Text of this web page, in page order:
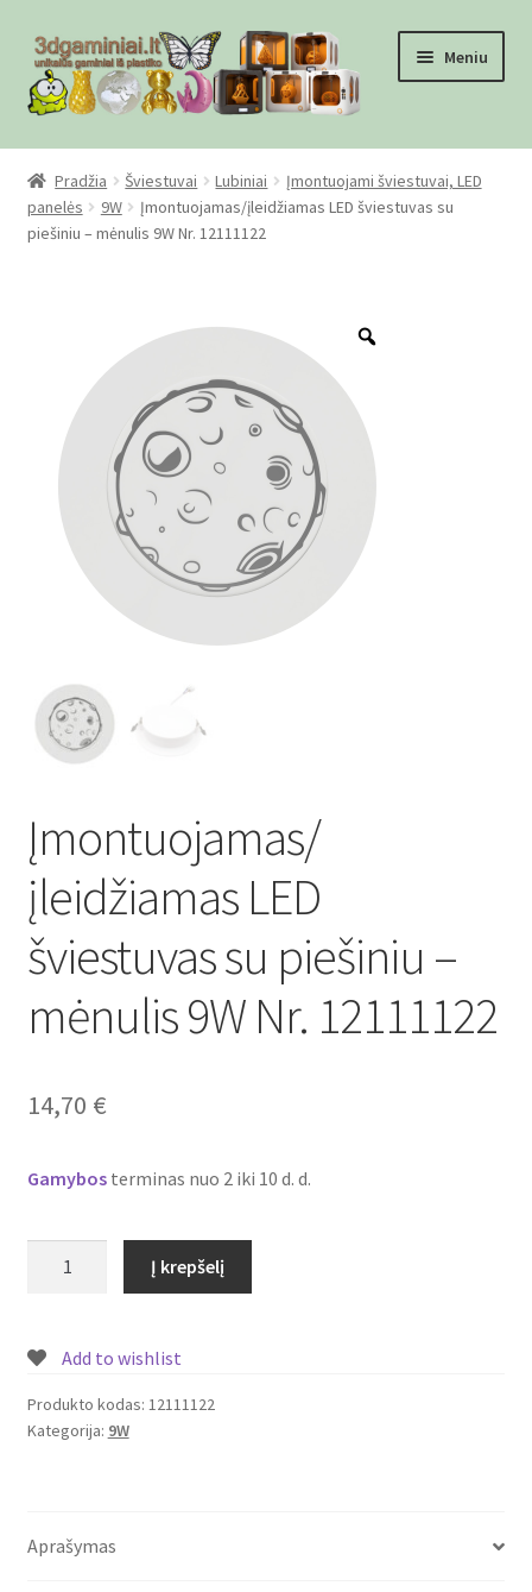
Pereiti
prie
meniu
Pereiti
prie
turinio
Meniu
Pradžia
Checkout
Mūsų partneriai
Pirkimo-pardavimo taisyklės
Privatumo politika
Atsiskaitymo informacija
Prekių pristatymo taisyklės
Gamybos terminai ir procesas
Kontaktai
Krepšelis
Parduotuvė
Paskyra
Plastikai
Pradžia Šviestuvai Lubiniai
Įmontuojami šviestuvai, LED
panelės
9W
Įmontuojamas/įleidžiamas LED šviestuvas su
piešiniu – mėnulis 9W Nr. 12111122
Įmontuojamas/
įleidžiamas LED
šviestuvas su piešiniu –
mėnulis 9W Nr. 12111122
14,70 €
Gamybosterminas nuo 2 iki 10 d. d.
LED
šviestuvas
su
9W
Į krepšelį
Add to wishlist
Produkto kodas: 12111122
Kategorija: 9W
Aprašymas